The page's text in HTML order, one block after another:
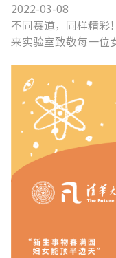
2022-03-08
不同赛道，同样精彩
来实验室致敬每一位